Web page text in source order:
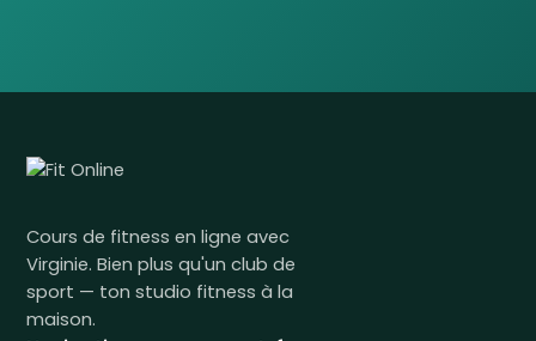
Cours de fitness en ligne avec
Virginie. Bien plus qu'un club de
sport — ton studio fitness à la
maison.